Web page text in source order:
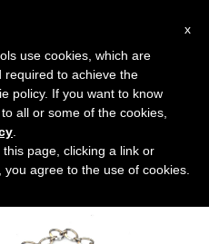
Cerca:
x
use cookies, which are
required to achieve the
policy. If you want to know
all or some of the cookies,
page, clicking a link or
agree to the use of cookies.